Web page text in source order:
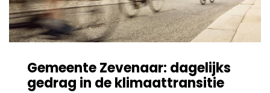
Gemeente Zevenaar: dagelijks
gedrag in de klimaattransitie